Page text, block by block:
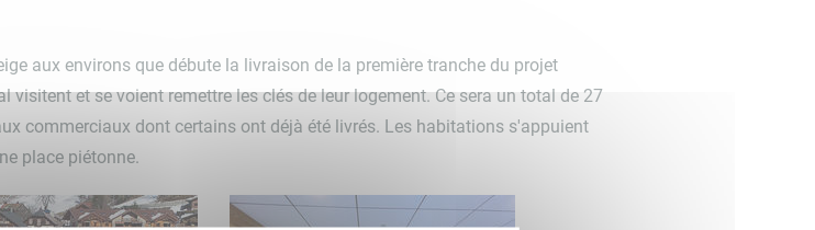
aux environs que débute la livraison de la première tranche du projet
visitent et se voient remettre les clés de leur logement. Ce sera un total de 27
commerciaux dont certains ont déjà été livrés. Les habitations s'appuient
place piétonne.